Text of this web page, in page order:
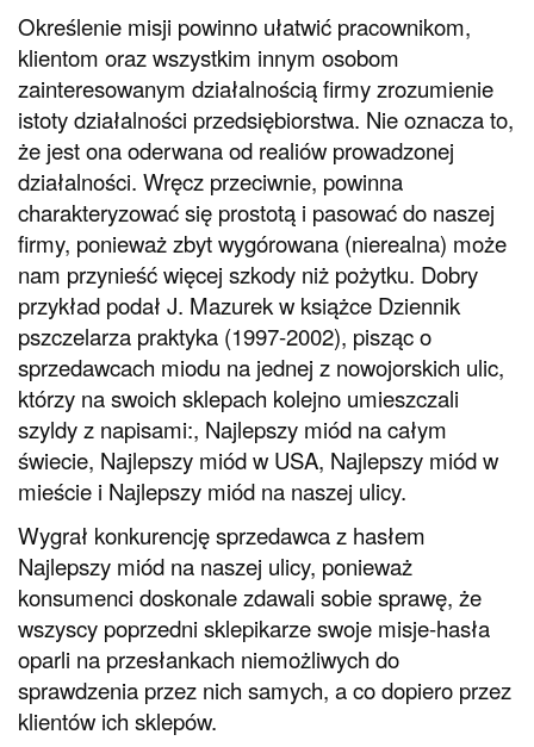
Określenie misji powinno ułatwić pracownikom,
klientom oraz wszystkim innym osobom
zainteresowanym działalnością firmy zrozumienie
istoty działalności przedsiębiorstwa. Nie oznacza to,
że jest ona oderwana od realiów prowadzonej
działalności. Wręcz przeciwnie, powinna
charakteryzować się prostotą i pasować do naszej
firmy, ponieważ zbyt wygórowana (nierealna) może
nam przynieść więcej szkody niż pożytku. Dobry
przykład podał J. Mazurek w książce Dziennik
pszczelarza praktyka (1997-2002), pisząc o
sprzedawcach miodu na jednej z nowojorskich ulic,
którzy na swoich sklepach kolejno umieszczali
szyldy z napisami:, Najlepszy miód na całym
świecie, Najlepszy miód w USA, Najlepszy miód w
mieście i Najlepszy miód na naszej ulicy.
Wygrał konkurencję sprzedawca z hasłem
Najlepszy miód na naszej ulicy, ponieważ
konsumenci doskonale zdawali sobie sprawę, że
wszyscy poprzedni sklepikarze swoje misje-hasła
oparli na przesłankach niemożliwych do
sprawdzenia przez nich samych, a co dopiero przez
klientów ich sklepów.